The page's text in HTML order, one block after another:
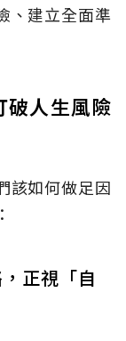
、建立全面準
人生風險
該如何做足因
正視「自